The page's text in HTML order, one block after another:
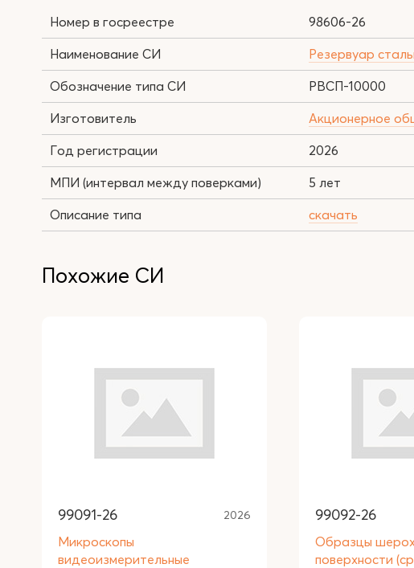
Номер в госреестре
98606-26
Наименование СИ
Резервуар
Обозначение типа СИ
РВСП-10000
Изготовитель
Акционерное
Год регистрации
2026
МПИ (интервал между поверками)
5 лет
Описание типа
скачать
Похожие СИ
99091-26 2026
Микроскопы
видеоизмерительные
99092-26
Образцы
поверхности